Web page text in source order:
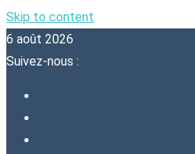
Skip to content
6 août 2026
Suivez-nous :